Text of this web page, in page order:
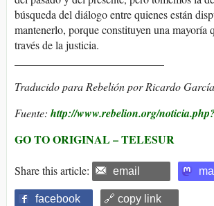
búsqueda del diálogo entre quienes están
mantenerlo, porque constituyen una mayoría
través de la justicia.
Traducido para Rebelión por Ricardo
Fuente: http://www.rebelion.org/
GO TO ORIGINAL – TELESUR
Share this article: email
facebook 🔗 copy link